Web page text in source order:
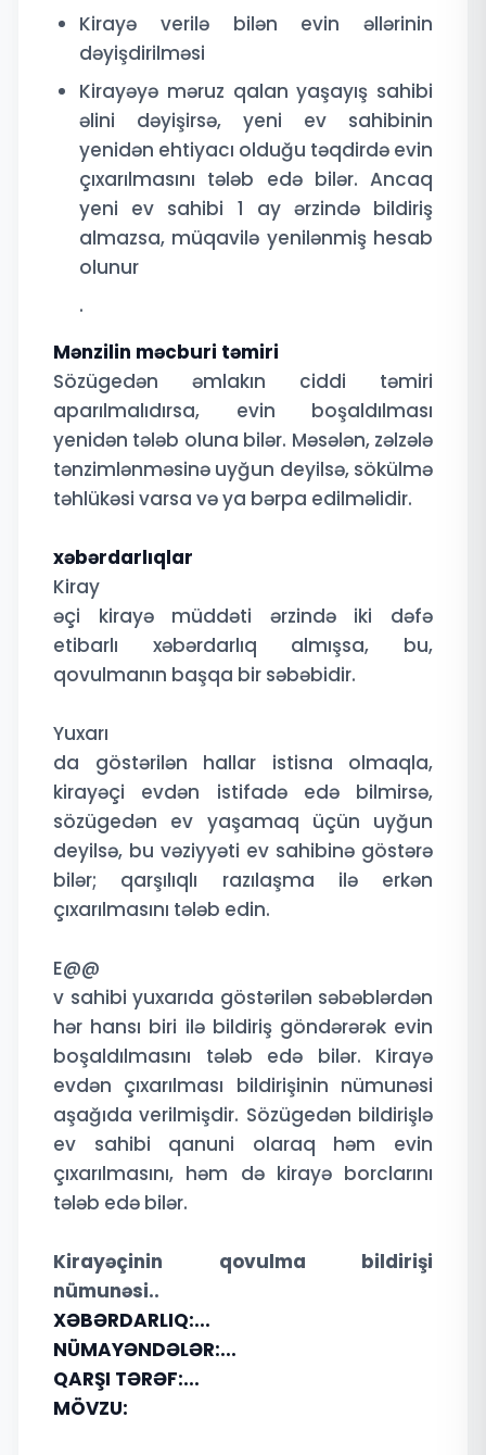
Kirayə verilə bilən evin əllərinin
dəyişdirilməsi
Kirayəyə məruz qalan yaşayış sahibi
əlini dəyişirsə, yeni ev sahibinin
yenidən ehtiyacı olduğu təqdirdə evin
çıxarılmasını tələb edə bilər. Ancaq
yeni ev sahibi 1 ay ərzində bildiriş
almazsa, müqavilə yenilənmiş hesab
olunur
.
Mənzilin məcburi təmiri
Sözügedən əmlakın ciddi təmiri
aparılmalıdırsa, evin boşaldılması
yenidən tələb oluna bilər. Məsələn, zəlzələ
tənzimlənməsinə uyğun deyilsə, sökülmə
təhlükəsi varsa və ya bərpa edilməlidir.
xəbərdarlıqlar
Kiray
əçi kirayə müddəti ərzində iki dəfə
etibarlı xəbərdarlıq almışsa, bu,
qovulmanın başqa bir səbəbidir.
Yuxarı
da göstərilən hallar istisna olmaqla,
kirayəçi evdən istifadə edə bilmirsə,
sözügedən ev yaşamaq üçün uyğun
deyilsə, bu vəziyyəti ev sahibinə göstərə
bilər; qarşılıqlı razılaşma ilə erkən
çıxarılmasını tələb edin.
E@@
v sahibi yuxarıda göstərilən səbəblərdən
hər hansı biri ilə bildiriş göndərərək evin
boşaldılmasını tələb edə bilər. Kirayə
evdən çıxarılması bildirişinin nümunəsi
aşağıda verilmişdir. Sözügedən bildirişlə
ev sahibi qanuni olaraq həm evin
çıxarılmasını, həm də kirayə borclarını
tələb edə bilər.
Kirayəçinin qovulma bildirişi
nümunəsi..
XƏBƏRDARLIQ:...
NÜMAYƏNDƏLƏR:...
QARŞI TƏRƏF:...
MÖVZU: